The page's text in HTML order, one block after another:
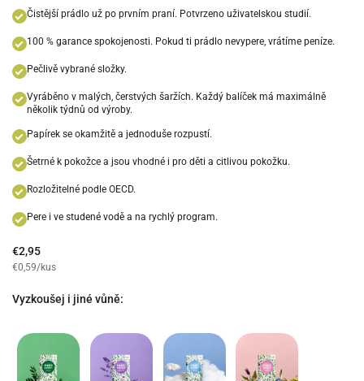
Čistější prádlo už po prvním praní. Potvrzeno uživatelskou studií.
100 % garance spokojenosti. Pokud ti prádlo nevypere, vrátíme peníze.
Pečlivě vybrané složky.
Vyráběno v malých, čerstvých šaržích. Každý balíček má maximálně
několik týdnů od výroby.
Papírek se okamžitě a jednoduše rozpustí.
Šetrné k pokožce a jsou vhodné i pro děti a citlivou pokožku.
Rozložitelné podle OECD.
Pere i ve studené vodě a na rychlý program.
€2,95
€0,59/kus
Vyzkoušej i jiné vůně: